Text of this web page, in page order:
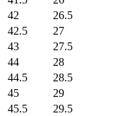
42
26.5
42.5
27
43
27.5
44
28
44.5
28.5
45
29
45.5
29.5